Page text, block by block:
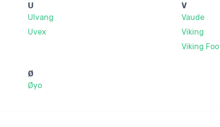
U
Ulvang
Uvex
V
Vaude
Viking
Viking
Ø
Øyo